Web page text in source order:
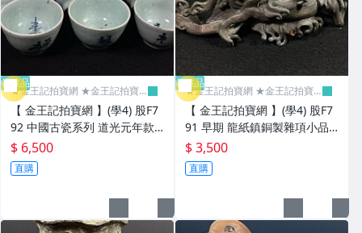
收藏品
★金王記拍寶網 ★金王記拍寶
趣
【 金王記拍寶網 】(學4) 股F7
92 中國古瓷系列 道光元年款
青花禪祖老堂杯10只合售 老件
罕見稀少 高約5.4cm
$ 6,500
直購
收藏品
★金王記拍寶網 ★金王記拍寶
趣
【 金王記拍寶網 】(學4) 股F7
91 早期 龍紙鎮銅製雜項小品
擺件 老件罕見稀少 長20.5cm
重399g
$ 3,500
直購